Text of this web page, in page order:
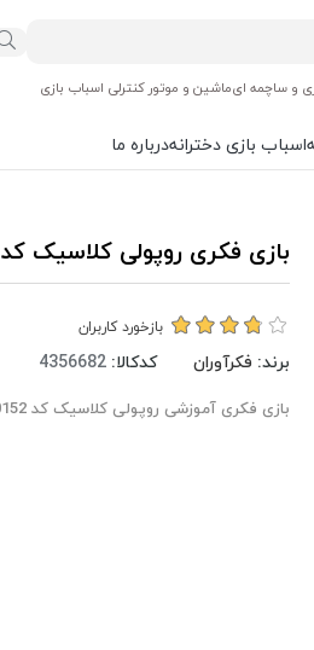
و ساچمه ایماشین و موتور کنترلی اسباب بازی
اسباب بازی دخترانهدرباره ما
بازی فکری روپولی کلاسیک کد 00152
بازخورد کاربران
برند: فکرآوران کدکالا:
بازی فکری آموزشی روپولی کلاسیک کد 00152 مناسب گروه سنی هشت سال به بالاست